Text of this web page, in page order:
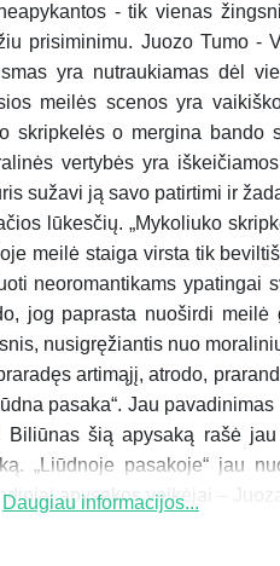
- tik vienas
prisiminimu. Juozo Tumo -
yra nutraukiamas dėl
meilės scenos yra
skripkelės o mergina bando
vertybės yra
sužavi ją savo patirtimi ir
lūkesčių. „Mykoliuko
meilė staiga virsta tik
neoromantikams ypatingai
jog paprasta nuoširdi
nusigręžiantis nuo
artimąjį, atrodo,
pasaka“. Jau
šią apysaką rašė
„Liūdnoje pasakoje“ jau
apysakos veikėjai –
Daugiau informacijos...